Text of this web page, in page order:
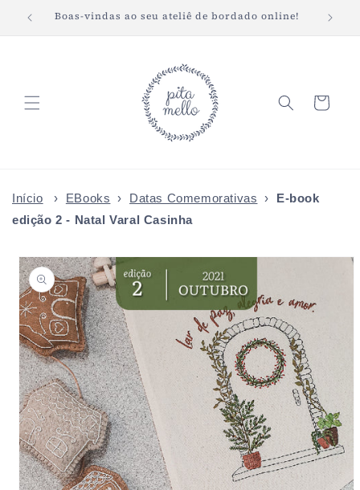
para oBoas-vindas ao seu ateliê de bordado online!
Carrinho
Início › EBooks › Datas Comemorativas ›
E-book
edição 2 - Natal Varal Casinha
as
informações
do produto